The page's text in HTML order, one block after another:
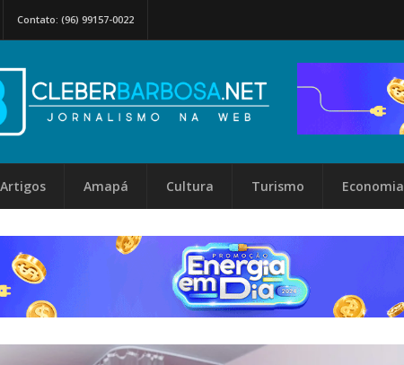
Contato: (96) 99157-0022
Artigos Amapá Cultura Turismo Economia